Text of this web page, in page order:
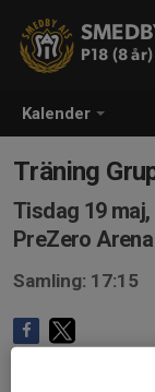
Kalender
P18 (8 år)
Träning
Tisdag 19
PreZero Arena
Samling: 17:15